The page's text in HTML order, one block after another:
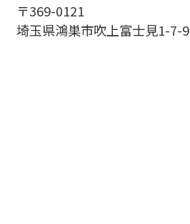
〒369-0121
埼玉県鴻巣市吹上富士見1-7-9